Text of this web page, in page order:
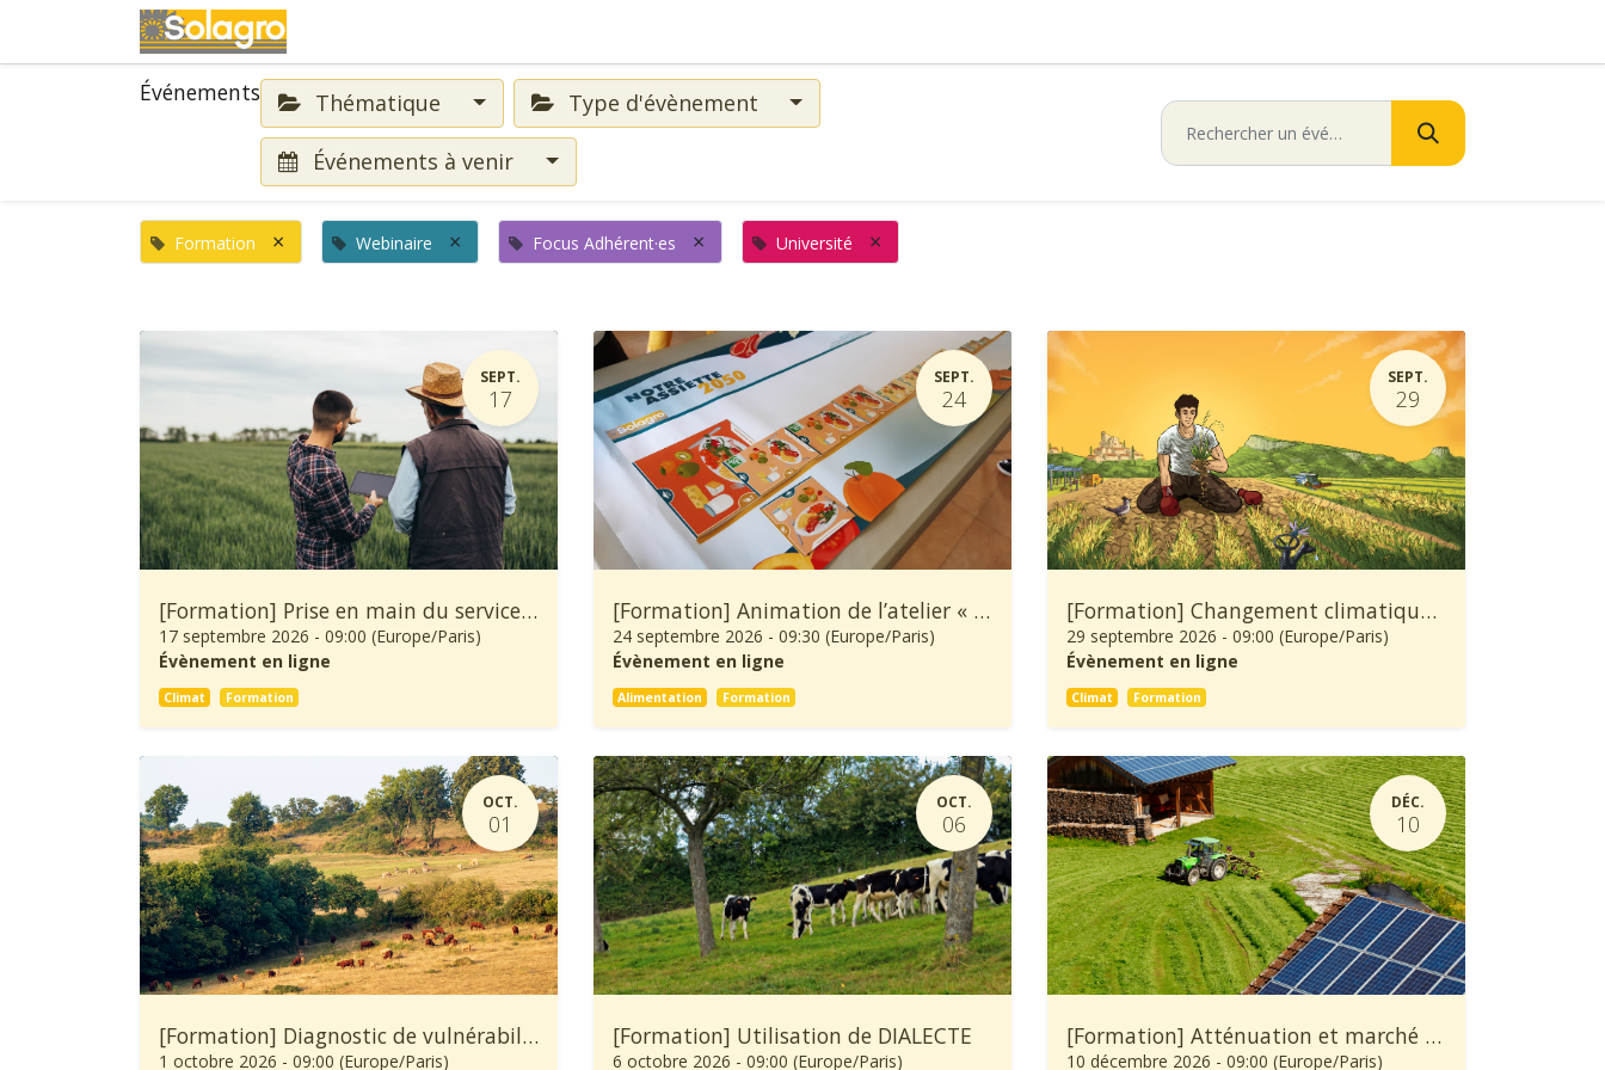
Événements Thématique Type d'évènement
Événements à venir
Formation × Webinaire × Focus Adhérent·es × Université ×
SEPT.
17
[Formation] Prise en main du service climatique Climadiag Agriculture et Forêt
17 septembre 2026 - 09:00 (Europe/Paris)
Évènement en ligne
Climat Formation
SEPT.
24
[Formation] Animation de l’atelier « À Table ! »
24 septembre 2026 - 09:30 (Europe/Paris)
Évènement en ligne
Alimentation Formation
SEPT.
29
[Formation] Changement climatique: À quoi se préparer et comment s’adapter ?
29 septembre 2026 - 09:00 (Europe/Paris)
Évènement en ligne
Climat Formation
OCT.
01
[Formation] Diagnostic de vulnérabilité au changement climatique et démarche d’adaptation d’une exploitation agricole
1 octobre 2026 - 09:00 (Europe/Paris)
OCT.
06
[Formation] Utilisation de DIALECTE
6 octobre 2026 - 09:00 (Europe/Paris)
DÉC.
10
[Formation] Atténuation et marché carbone en agriculture
10 décembre 2026 - 09:00 (Europe/Paris)